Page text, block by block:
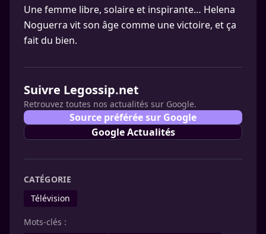
Une femme libre, solaire et inspirante… Helena
Noguerra vit son âge comme une victoire, et ça
fait du bien.
Suivre Legossip.net
Retrouvez toutes nos actualités sur Google.
Source préférée sur Google
Google Actualités
CATÉGORIE
Télévision
Mots-clés :